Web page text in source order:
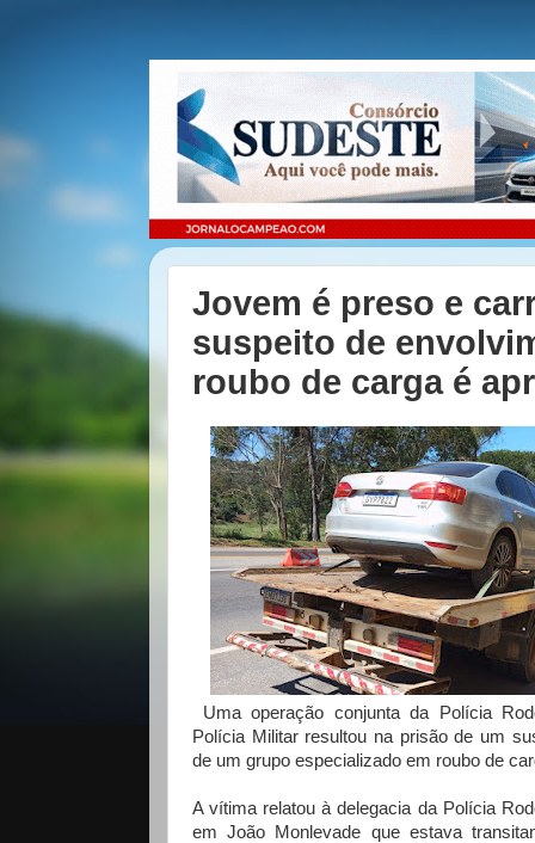
Jovem é preso e
suspeito de
roubo de carga é
Uma operação conjunta da Polícia
Polícia Militar resultou na prisão de um
de um grupo especializado em roubo de
A vítima relatou à delegacia da Polícia
em João Monlevade que estava